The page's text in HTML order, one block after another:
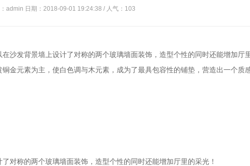
admin 日期：2018-09-01 19:24:38 / 人气： 103
沙发背景墙上设计了对称的两个玻璃墙面装饰，造型个性的同时还能增加厅
金元素为主，使白色调与木元素，成为了最具包容性的铺垫，营造出一个质
对称的两个玻璃墙面装饰，造型个性的同时还能增加厅里的采光！